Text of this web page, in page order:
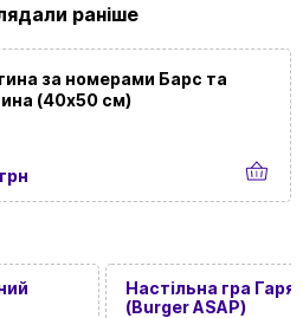
раніше
за номерами Барс та
(40х50 см)
Настільна гра
(Burger ASAP)